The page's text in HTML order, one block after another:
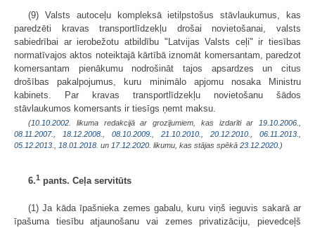
(9) Valsts autoceļu kompleksā ietilpstošus stāvlaukumus, kas
paredzēti kravas transportlīdzekļu drošai novietošanai, valsts
sabiedrībai ar ierobežotu atbildību "Latvijas Valsts ceļi" ir tiesības
normatīvajos aktos noteiktajā kārtībā iznomāt komersantam, paredzot
komersantam pienākumu nodrošināt tajos apsardzes un citus
drošības pakalpojumus, kuru minimālo apjomu nosaka Ministru
kabinets. Par kravas transportlīdzekļu novietošanu šādos
stāvlaukumos komersants ir tiesīgs ņemt maksu.
(10.10.2002. likuma redakcijā ar grozījumiem, kas izdarīti ar 19.10.2006.,
08.11.2007., 18.12.2008., 08.10.2009., 21.10.2010., 20.12.2010., 06.11.2013.,
05.12.2013., 18.01.2018. un 17.12.2020. likumu, kas stājas spēkā 23.12.2020.)
6.1 pants. Ceļa servitūts
(1) Ja kāda īpašnieka zemes gabalu, kuru viņš ieguvis sakarā ar
īpašuma tiesību atjaunošanu vai zemes privatizāciju, pievedceļš